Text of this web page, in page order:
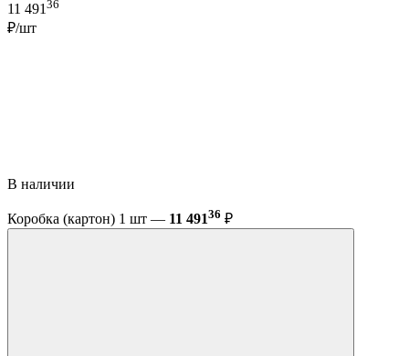
11 491 36
₽/шт
В наличии
Коробка (картон) 1 шт — 11 49136 ₽